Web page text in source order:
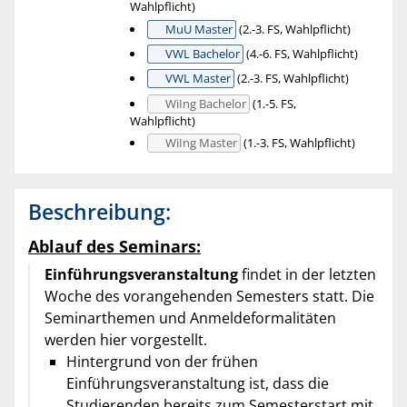
Wahlpflicht)
MuU Master (2.-3. FS, Wahlpflicht)
VWL Bachelor (4.-6. FS, Wahlpflicht)
VWL Master (2.-3. FS, Wahlpflicht)
WiIng Bachelor (1.-5. FS,
Wahlpflicht)
WiIng Master (1.-3. FS, Wahlpflicht)
Beschreibung:
Ablauf des Seminars:
Einführungsveranstaltungfindet in der letzten
Woche des vorangehenden Semesters statt. Die
Seminarthemen und Anmeldeformalitäten
werden hier vorgestellt.
Hintergrund von der frühen
Einführungsveranstaltung ist, dass die